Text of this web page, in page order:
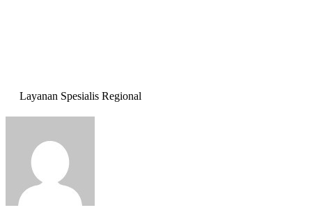
Layanan Spesialis Regional